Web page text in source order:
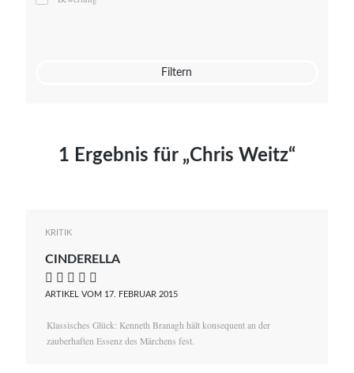
Mato von Vogelstein
Filtern
1 Ergebnis für „Chris Weitz“
KRITIK
CINDERELLA
    
ARTIKEL VOM 17. FEBRUAR 2015
Klassisches Glück: Kenneth Branagh hält konsequent an der
zauberhaften Essenz des Märchens fest.